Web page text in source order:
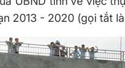
2013 - 2020 (gọi tắt